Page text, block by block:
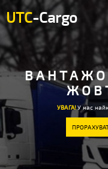
UTC-Cargo
УВАГА!У нас